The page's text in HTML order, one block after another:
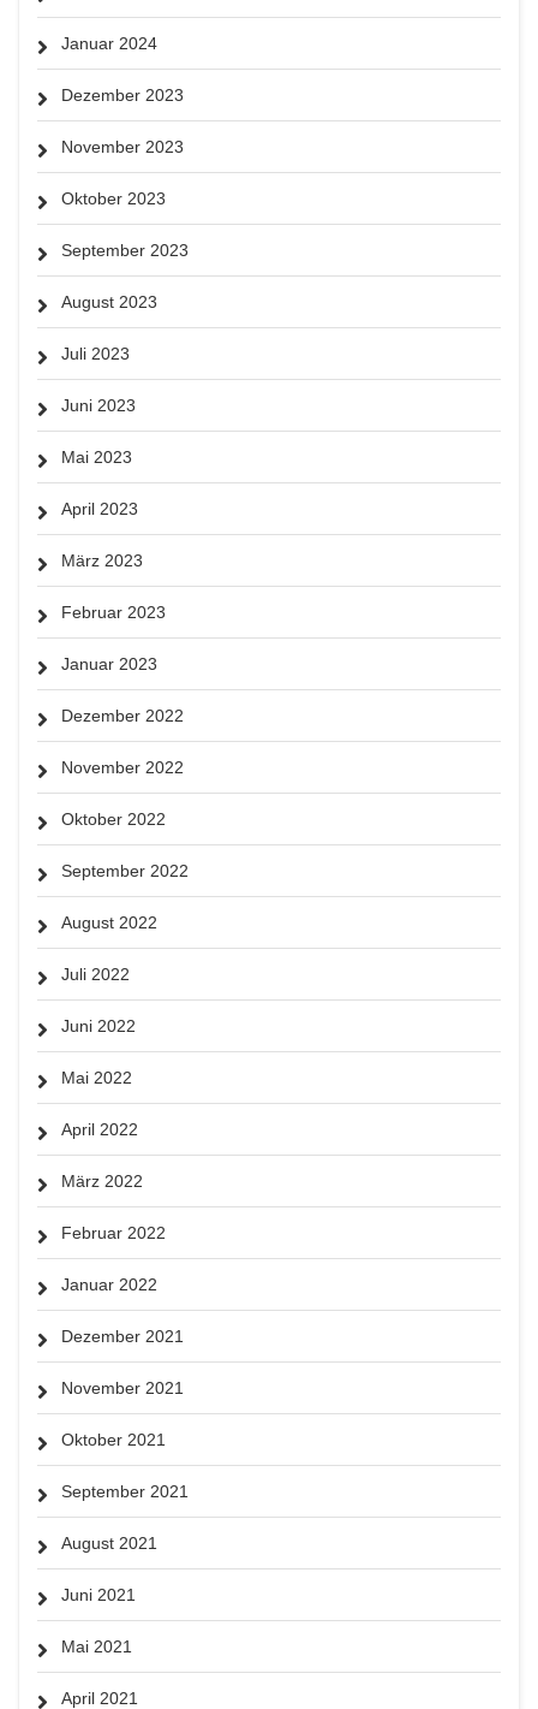
Januar 2024
Dezember 2023
November 2023
Oktober 2023
September 2023
August 2023
Juli 2023
Juni 2023
Mai 2023
April 2023
März 2023
Februar 2023
Januar 2023
Dezember 2022
November 2022
Oktober 2022
September 2022
August 2022
Juli 2022
Juni 2022
Mai 2022
April 2022
März 2022
Februar 2022
Januar 2022
Dezember 2021
November 2021
Oktober 2021
September 2021
August 2021
Juni 2021
Mai 2021
April 2021